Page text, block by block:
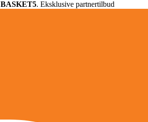
BASKET5. Eksklusive partnertilbud